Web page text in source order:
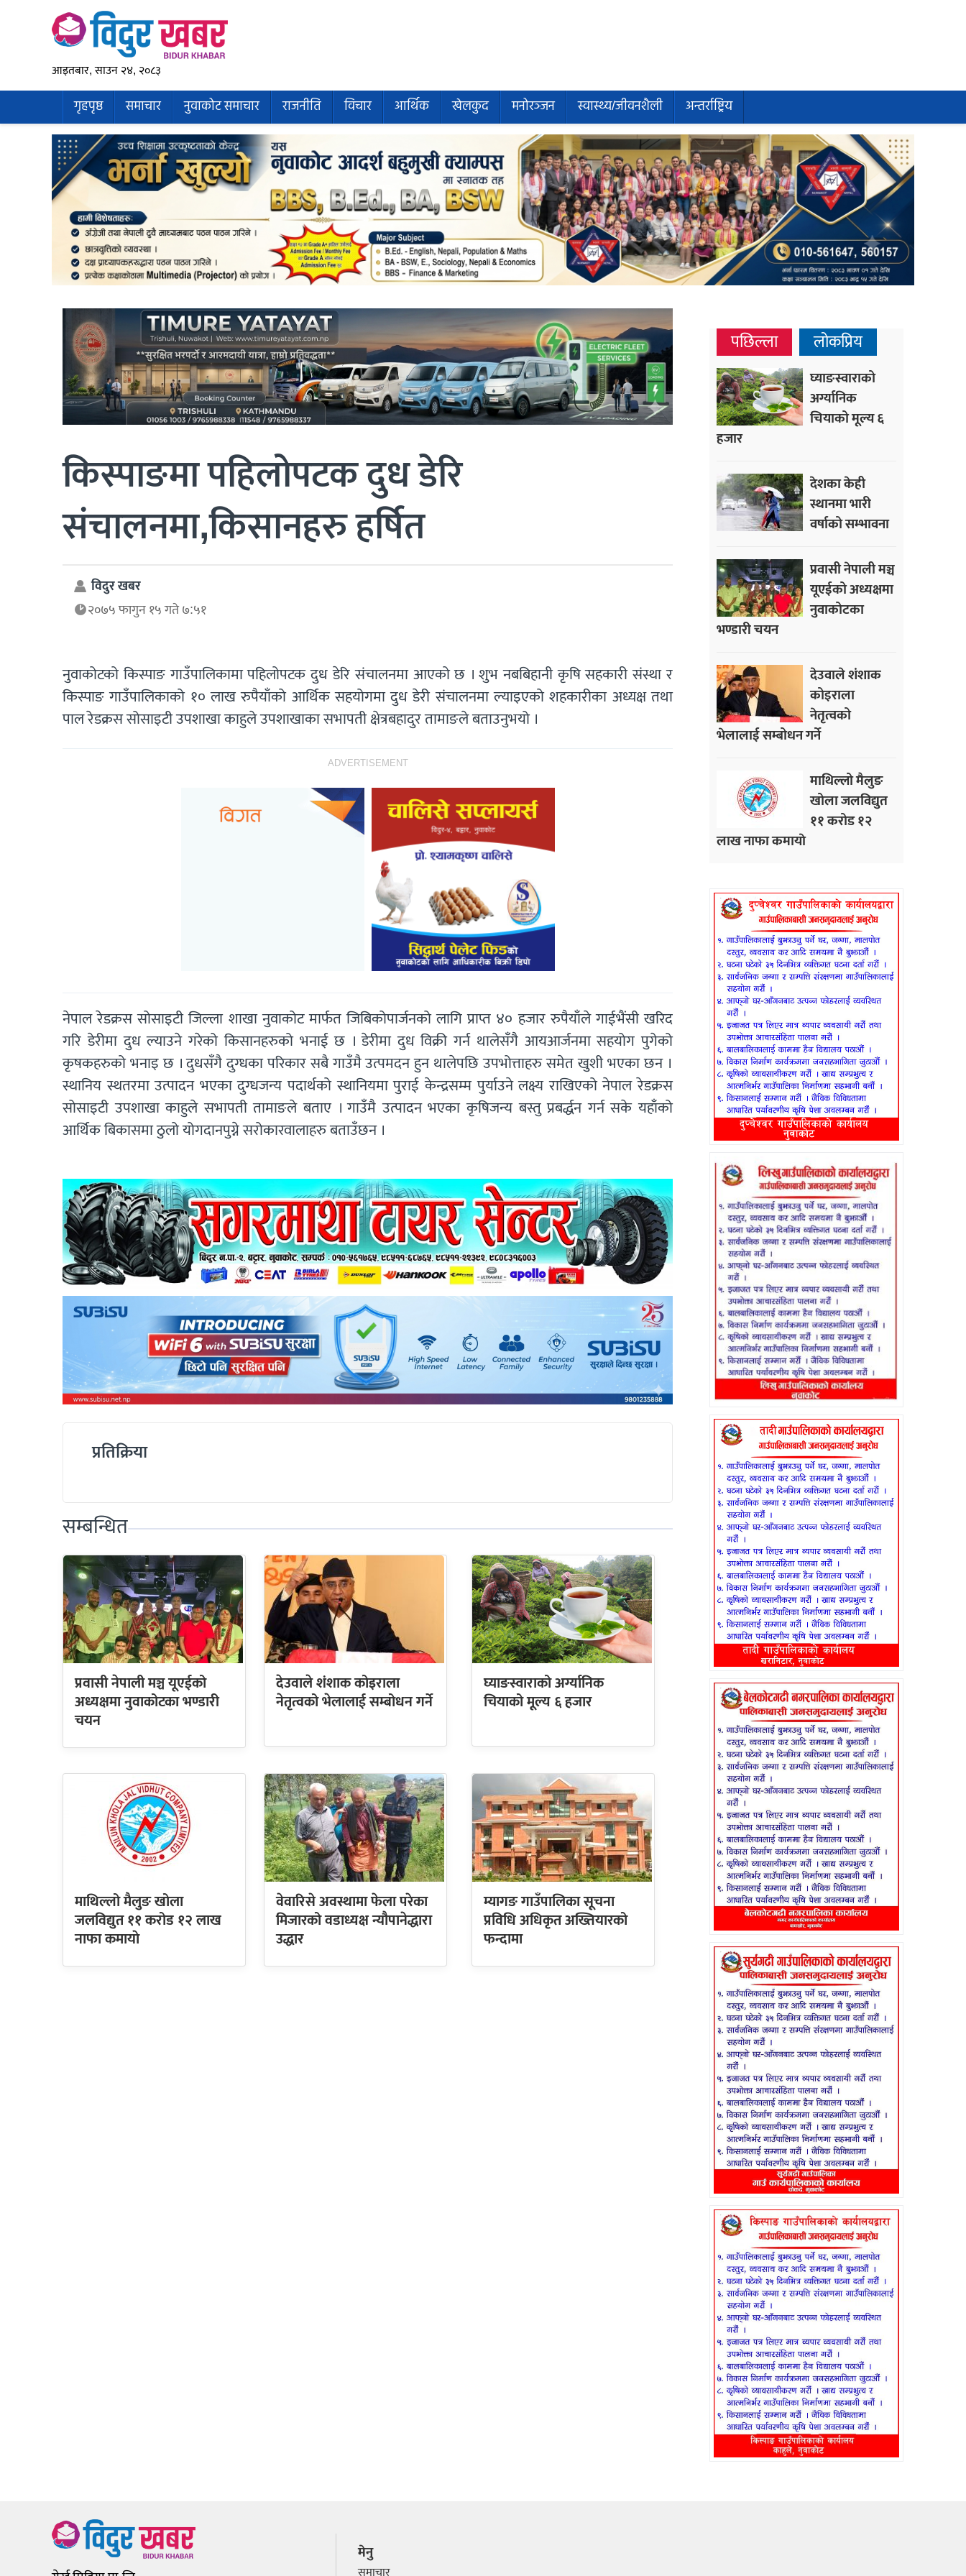
आइतबार, साउन २४, २०८३
गृहपृष्ठ समाचार नुवाकोट समाचार राजनीति विचार आर्थिक खेलकुद मनोरञ्जन स्वास्थ्य/जीवनशैली अन्तर्राष्ट्रिय
किस्पाङमा पहिलोपटक दुध डेरि
संचालनमा,किसानहरु हर्षित
विदुर खबर
२०७५ फागुन १५ गते ७:५१
नुवाकोटको किस्पाङ गाउँपालिकामा पहिलोपटक दुध डेरि संचालनमा आएको छ । शुभ नबबिहानी कृषि सहकारी संस्था र
किस्पाङ गाउँपालिकाको १० लाख रुपैयाँको आर्थिक सहयोगमा दुध डेरी संचालनमा ल्याइएको शहकारीका अध्यक्ष तथा
पाल रेडक्रस सोसाइटी उपशाखा काहुले उपशाखाका सभापती क्षेत्रबहादुर तामाङले बताउनुभयो ।
ADVERTISEMENT
नेपाल रेडक्रस सोसाइटी जिल्ला शाखा नुवाकोट मार्फत जिबिकोपार्जनको लागि प्राप्त ४० हजार रुपैयाँले गाईभैंसी खरिद
गरि डेरीमा दुध ल्याउने गरेको किसानहरुको भनाई छ । डेरीमा दुध विक्री गर्न थालेसँगै आयआर्जनमा सहयोग पुगेको
कृषकहरुको भनाइ छ । दुधसँगै दुग्धका परिकार सबै गाउँमै उत्पमदन हुन थालेपछि उपभोत्ताहरु समेत खुशी भएका छन ।
स्थानिय स्थतरमा उत्पादन भएका दुग्धजन्य पदार्थको स्थानियमा पुराई केन्द्रसम्म पुर्याउने लक्ष्य राखिएको नेपाल रेडक्रस
सोसाइटी उपशाखा काहुले सभापती तामाङले बताए । गाउँमै उत्पादन भएका कृषिजन्य बस्तु प्रबर्द्धन गर्न सके यहाँको
आर्थिक बिकासमा ठुलो योगदानपुग्ने सरोकारवालाहरु बताउँछन ।
प्रतिक्रिया
सम्बन्धित
घ्याङस्वाराको अर्ग्यानिक
चियाको मूल्य ६ हजार
प्रवासी नेपाली मञ्च यूएईको
अध्यक्षमा नुवाकोटका भण्डारी
चयन
देउवाले शंशाक कोइराला
नेतृत्वको भेलालाई सम्बोधन गर्ने
माथिल्लो मैलुङ खोला
जलविद्युत ११ करोड १२ लाख
नाफा कमायाे
वेवारिसे अवस्थामा फेला परेका
मिजारको वडाध्यक्ष न्यौपानेद्धारा
उद्धार
म्यागङ गाउँपालिका सूचना
प्रविधि अधिकृत अख्तियारको
फन्दामा
पछिल्ला लोकप्रिय
घ्याङस्वाराको
अर्ग्यानिक
चियाको मूल्य ६
हजार
देशका केही
स्थानमा भारी
वर्षाको सम्भावना
प्रवासी नेपाली मञ्च
यूएईको अध्यक्षमा
नुवाकोटका
भण्डारी चयन
देउवाले शंशाक
कोइराला
नेतृत्वको
भेलालाई सम्बोधन गर्ने
माथिल्लो मैलुङ
खोला जलविद्युत
११ करोड १२
लाख नाफा कमायाे
मेनु